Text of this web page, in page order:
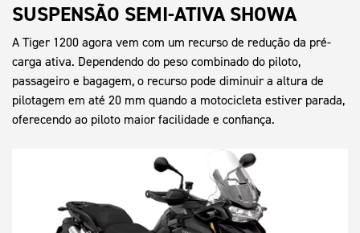
SUSPENSÃO SEMI-ATIVA SHOWA
A Tiger 1200 agora vem com um recurso de redução da pré-
carga ativa. Dependendo do peso combinado do piloto,
passageiro e bagagem, o recurso pode diminuir a altura de
pilotagem em até 20 mm quando a motocicleta estiver parada,
oferecendo ao piloto maior facilidade e confiança.